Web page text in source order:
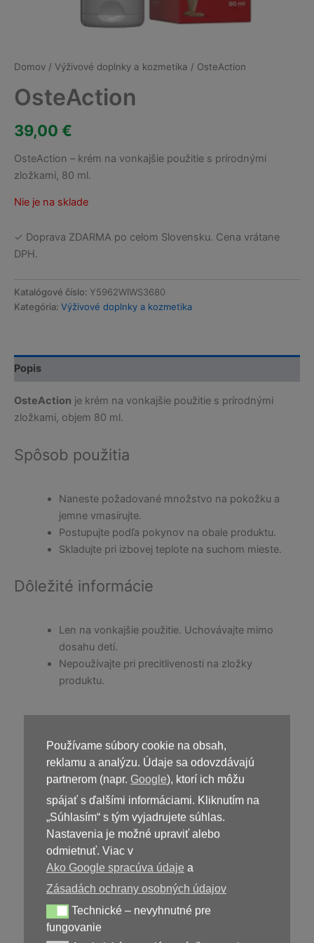
Používame súbory cookie na obsah,
reklamu a analýzu. Údaje sa odovzdávajú
partnerom (napr. Google), ktorí ich môžu
spájať s ďalšími informáciami. Kliknutím na
„Súhlasím“ s tým vyjadrujete súhlas.
Nastavenia je možné upraviť alebo
odmietnuť. Viac v
Ako Google spracúva údaje a
Zásadách ochrany osobných údajov
Technické – nevyhnutné pre fungovanie
Technické – nevyhnutné pre
fungovanie
Domov / Výživové doplnky a kozmetika / OsteAction
OsteAction
39,00 €
OsteAction – krém na vonkajšie použitie s prírodnými
zložkami, 80 ml.
Nie je na sklade
✓ Doprava ZDARMA po celom Slovensku. Cena vrátane
DPH.
Katalógové číslo: Y5962WIWS3680
Kategória: Výživové doplnky a kozmetika
Popis
OsteAction je krém na vonkajšie použitie s prírodnými
zložkami, objem 80 ml.
Spôsob použitia
Naneste požadované množstvo na pokožku a
jemne vmasírujte.
Postupujte podľa pokynov na obale produktu.
Skladujte pri izbovej teplote na suchom mieste.
Dôležité informácie
Len na vonkajšie použitie. Uchovávajte mimo
dosahu detí.
Nepoužívajte pri precitlivenosti na zložky
produktu.
Kúpiť OsteAction
39,00€